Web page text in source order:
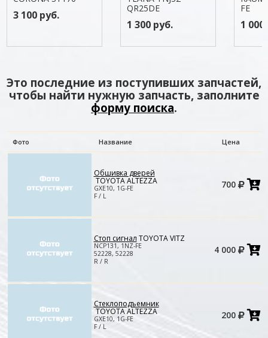
3 100 руб.
QR25DE
1 300 руб.
FE
1 000
Это последние из поступивших запчастей,
чтобы найти нужную запчасть, заполните
форму поиска.
Фото Название Цена
Обшивка дверей
TOYOTA ALTEZZA
GXE10, 1G-FE
F / L
700
Стоп сигнал TOYOTA VITZ
NCP131, 1NZ-FE
52228, 52228
R / R
4 000
Стеклоподъемник
TOYOTA ALTEZZA
GXE10, 1G-FE
F / L
200